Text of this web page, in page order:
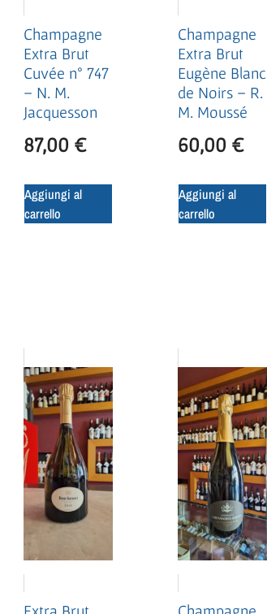
Champagne
Extra Brut
Cuvée n° 747
– N. M.
Jacquesson
87,00 €
Aggiungi al
carrello
Champagne
Extra Brut
Eugène Blanc
de Noirs – R.
M. Moussé
60,00 €
Aggiungi al
carrello